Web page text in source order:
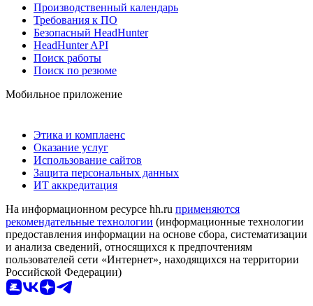
Производственный календарь
Требования к ПО
Безопасный HeadHunter
HeadHunter API
Поиск работы
Поиск по резюме
Мобильное приложение
Этика и комплаенс
Оказание услуг
Использование сайтов
Защита персональных данных
ИТ аккредитация
На информационном ресурсе hh.ru применяются
рекомендательные технологии (информационные технологии
предоставления информации на основе сбора, систематизации
и анализа сведений, относящихся к предпочтениям
пользователей сети «Интернет», находящихся на территории
Российской Федерации)